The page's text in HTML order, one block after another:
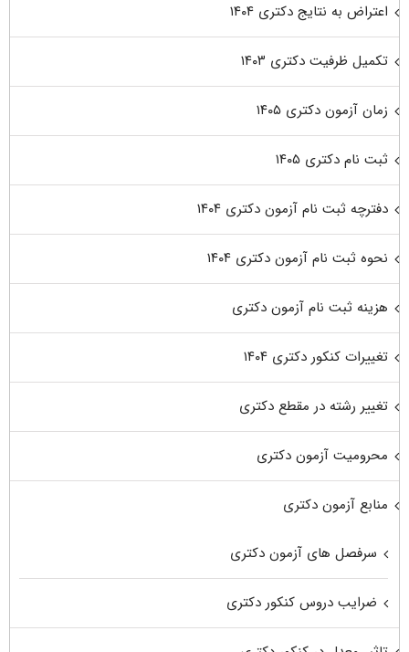
اعتراض به نتایج دکتری ۱۴۰۴
تکمیل ظرفیت دکتری ۱۴۰۳
زمان آزمون دکتری ۱۴۰۵
ثبت نام دکتری ۱۴۰۵
دفترچه ثبت نام آزمون دکتری ۱۴۰۴
نحوه ثبت نام آزمون دکتری ۱۴۰۴
هزینه ثبت نام آزمون دکتری
تغییرات کنکور دکتری ۱۴۰۴
تغییر رشته در مقطع دکتری
محرومیت آزمون دکتری
منابع آزمون دکتری
سرفصل های آزمون دکتری
ضرایب دروس کنکور دکتری